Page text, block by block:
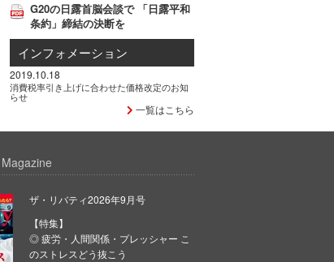
G20の日露首脳会談で 「日露平和
条約」締結の決断を
インフォメーション
2019.10.18
消費税率引き上げに合わせた価格改定のお知
らせ
一覧はこちら
ザ・リバティ2026年9月号
【特集】
◎ 疲労・人間関係・プレッシャー こ
のストレスどう抜こう